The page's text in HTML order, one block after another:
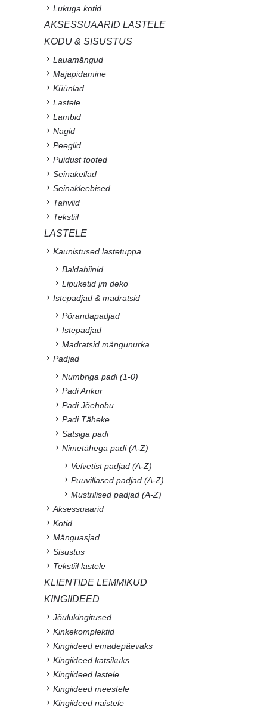
Lukuga kotid
AKSESSUAARID LASTELE
KODU & SISUSTUS
Lauamängud
Majapidamine
Küünlad
Lastele
Lambid
Nagid
Peeglid
Puidust tooted
Seinakellad
Seinakleebised
Tahvlid
Tekstiil
LASTELE
Kaunistused lastetuppa
Baldahiinid
Lipuketid jm deko
Istepadjad & madratsid
Põrandapadjad
Istepadjad
Madratsid mängunurka
Padjad
Numbriga padi (1-0)
Padi Ankur
Padi Jõehobu
Padi Täheke
Satsiga padi
Nimetähega padi (A-Z)
Velvetist padjad (A-Z)
Puuvillased padjad (A-Z)
Mustrilised padjad (A-Z)
Aksessuaarid
Kotid
Mänguasjad
Sisustus
Tekstiil lastele
KLIENTIDE LEMMIKUD
KINGIIDEED
Jõulukingitused
Kinkekomplektid
Kingiideed emadepäevaks
Kingiideed katsikuks
Kingiideed lastele
Kingiideed meestele
Kingiideed naistele